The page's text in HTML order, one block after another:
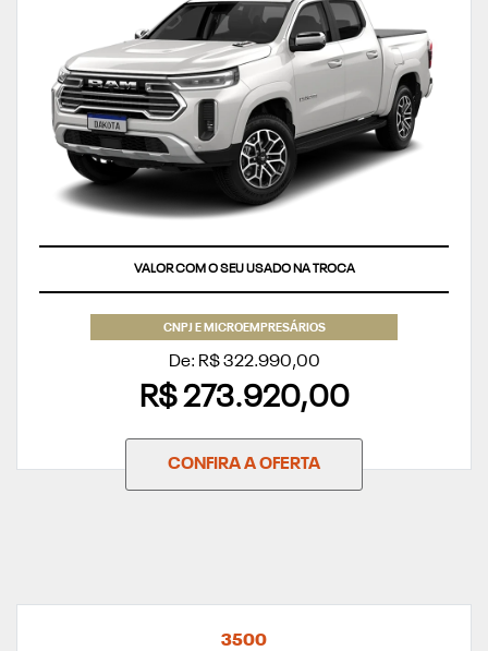
VALOR COM O SEU USADO NA TROCA
CNPJ E MICROEMPRESÁRIOS
De: R$ 322.990,00
R$ 273.920,00
CONFIRA A OFERTA
3500